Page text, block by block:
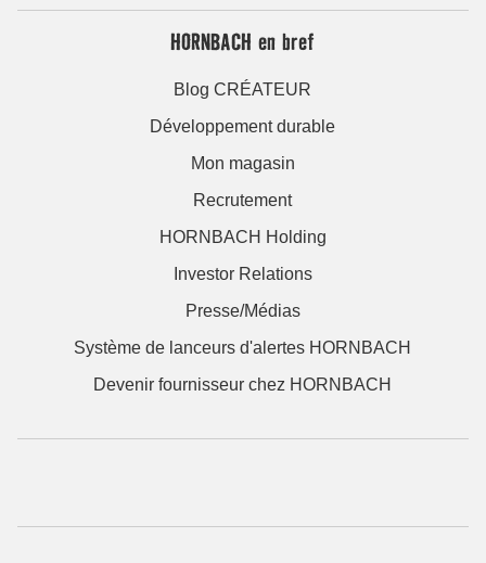
HORNBACH en bref
Blog CRÉATEUR
Développement durable
Mon magasin
Recrutement
HORNBACH Holding
Investor Relations
Presse/Médias
Système de lanceurs d'alertes HORNBACH
Devenir fournisseur chez HORNBACH